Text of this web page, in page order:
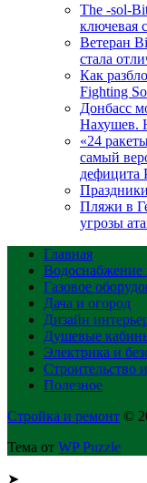
The -sol-
ключевая
Ветеран
стала
Как
Fighting
Донбасс
Нахушев.
«24
самый
дефицита
Пляжи в
угрозы
Главная
Водоснабжение
Газовое
Дача и огород
Дизайн
Душевые
Электрика и
Строительство
Полезное
Стройка и ремонт ©
Тема от WP Puzzle
➤